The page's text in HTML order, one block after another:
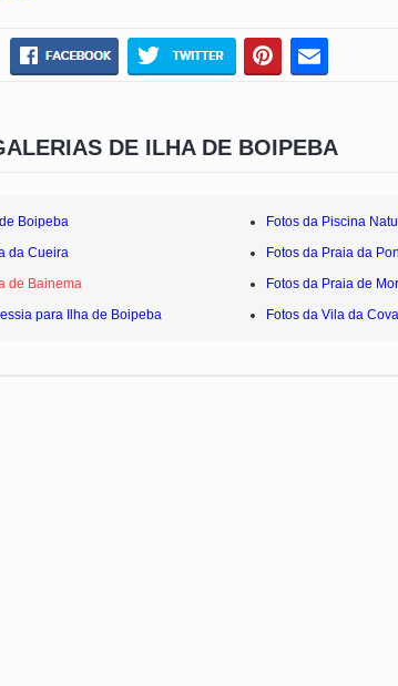
DE ILHA DE BOIPEBA
Boipeba Fotos da Piscina
da Cueira
Fotos da Praia da
de Bainema
Fotos da Praia de
para Ilha de Boipeba
Fotos da Vila da